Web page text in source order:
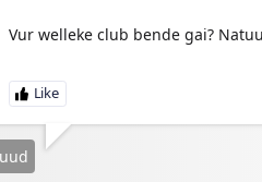
Vur welleke club bende gai?